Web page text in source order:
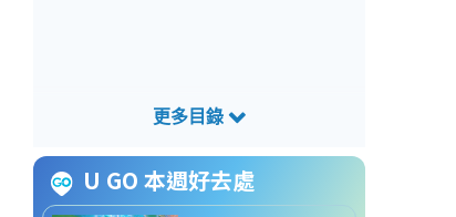
U GO 本週好去處